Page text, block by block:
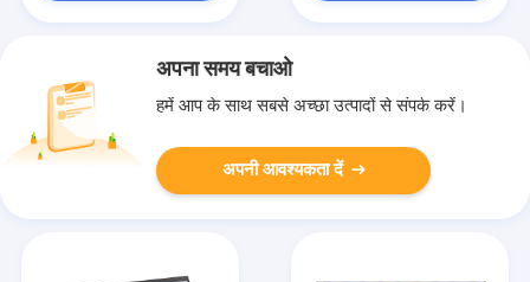
अपना समय बचाओ
हमें आप के साथ सबसे अच्छा उत्पादों से संपर्क करें।
अपनी आवश्यकता दें